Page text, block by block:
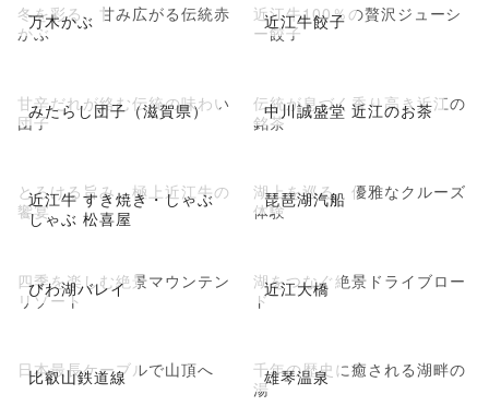
万木かぶ
冬を彩る、甘み広がる伝統赤
かぶ
近江牛餃子
近江牛100％の贅沢ジューシ
ー餃子
みたらし団子（滋賀県）
甘辛だれが絡む伝統の味わい
団子
中川誠盛堂 近江のお茶
伝統が息づく香り高き近江の
銘茶
近江牛 すき焼き・しゃぶ
しゃぶ 松喜屋
とろける旨み、極上近江牛の
饗宴
琵琶湖汽船
湖上を巡る、優雅なクルーズ
体験
びわ湖バレイ
四季を楽しむ絶景マウンテン
リゾート
近江大橋
湖をつなぐ絶景ドライブロー
ド
比叡山鉄道線
日本最長ケーブルで山頂へ 雄琴温泉
千年の歴史に癒される湖畔の
湯